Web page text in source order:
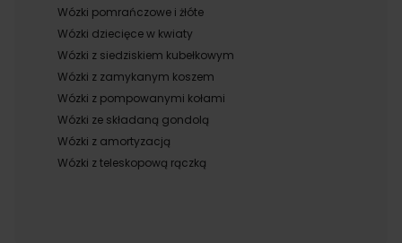
Wózki pomrańczowe i żłóte
Wózki dziecięce w kwiaty
Wózki z siedziskiem kubełkowym
Wózki z zamykanym koszem
Wózki z pompowanymi kołami
Wózki ze składaną gondolą
Wózki z amortyzacją
Wózki z teleskopową rączką